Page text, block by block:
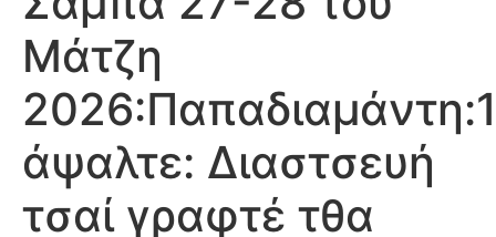
Μάτζη
άψαλτε: Διαστσευή
τσαί γραφτέ τθα